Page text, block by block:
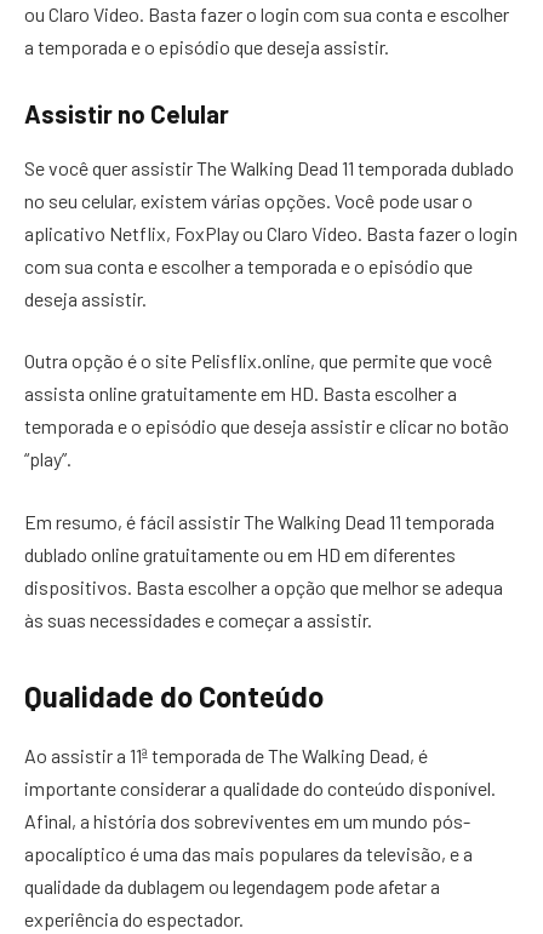
ou Claro Video. Basta fazer o login com sua conta e escolher
a temporada e o episódio que deseja assistir.
Assistir no Celular
Se você quer assistir The Walking Dead 11 temporada dublado
no seu celular, existem várias opções. Você pode usar o
aplicativo Netflix, FoxPlay ou Claro Video. Basta fazer o login
com sua conta e escolher a temporada e o episódio que
deseja assistir.
Outra opção é o site Pelisflix.online, que permite que você
assista online gratuitamente em HD. Basta escolher a
temporada e o episódio que deseja assistir e clicar no botão
“play”.
Em resumo, é fácil assistir The Walking Dead 11 temporada
dublado online gratuitamente ou em HD em diferentes
dispositivos. Basta escolher a opção que melhor se adequa
às suas necessidades e começar a assistir.
Qualidade do Conteúdo
Ao assistir a 11ª temporada de The Walking Dead, é
importante considerar a qualidade do conteúdo disponível.
Afinal, a história dos sobreviventes em um mundo pós-
apocalíptico é uma das mais populares da televisão, e a
qualidade da dublagem ou legendagem pode afetar a
experiência do espectador.